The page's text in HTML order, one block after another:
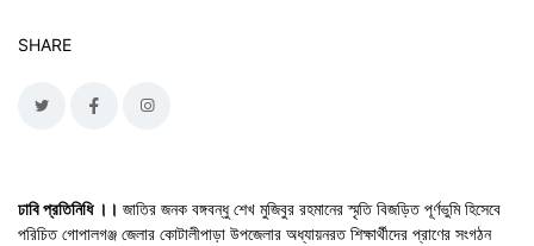
SHARE
ঢাবি প্রতিনিধি ।। জাতির জনক বঙ্গবন্ধু শেখ মুজিবুর রহমানের স্মৃতি বিজড়িত পূর্ণভুমি হিসেবে
পরিচিত গোপালগঞ্জ জেলার কোটালীপাড়া উপজেলার অধ্যায়নরত শিক্ষার্থীদের প্রাণের সংগঠন